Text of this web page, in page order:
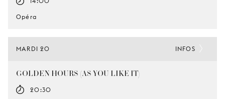
Opéra
MARDI 20
GOLDEN HOURS (AS YOU LIKE IT)
20:30
INFOS